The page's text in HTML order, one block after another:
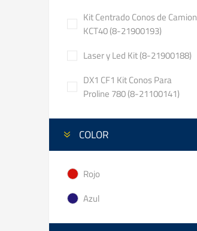
Kit Centrado Conos de Camion
KCT40 (8-21900193)
Laser y Led Kit (8-21900188)
DX1 CF1 Kit Conos Para
Proline 780 (8-21100141)
COLOR
Rojo
Azul